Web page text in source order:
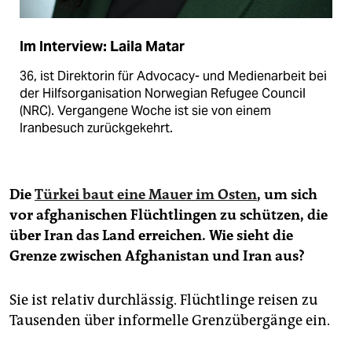
Im Interview: Laila Matar
36, ist Direktorin für Advocacy- und Medienarbeit bei
der Hilfsorganisation Norwegian Refugee Council
(NRC). Vergangene Woche ist sie von einem
Iranbesuch zurückgekehrt.
DieTürkei baut eine Mauer im Osten, um sich
vor afghanischen Flüchtlingen zu schützen, die
über Iran das Land erreichen. Wie sieht die
Grenze zwischen Afghanistan und Iran aus?
Sie ist relativ durchlässig. Flüchtlinge reisen zu
Tausenden über informelle Grenzübergänge ein.